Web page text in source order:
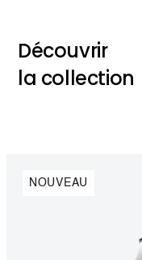
Découvrir
la collection
NOUVEAU